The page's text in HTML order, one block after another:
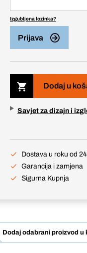
Izgubljena lozinka?
Prijava
Dodaj u
Savjet za dizajn i
Dostava u roku od
Garancija i zamjena
Sigurna Kupnja
Dodaj odabrani proizvod u